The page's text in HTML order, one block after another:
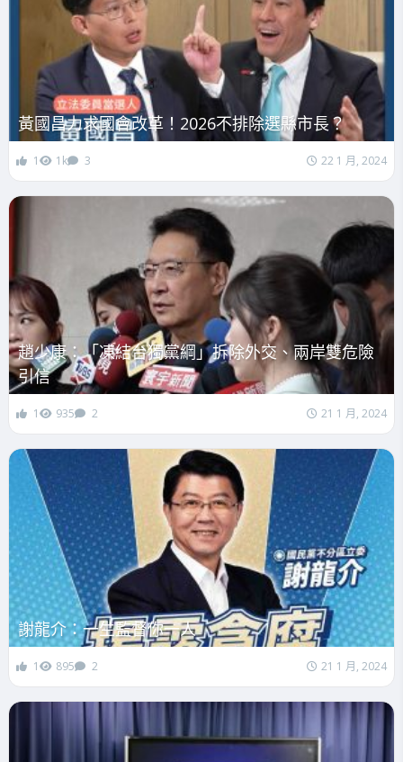
黃國昌力求國會改革！2026不排除選縣市長？
1 1k 3 22 1 月, 2024
趙少康：「凍結台獨黨綱」拆除外交、兩岸雙危險
引信
1 935 2 21 1 月, 2024
謝龍介：一生監督你一人
1 895 2 21 1 月, 2024